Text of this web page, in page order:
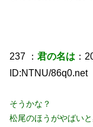
237 ：君の名は ：
ID:NTNU/86q0.net
そうかな？
松尾のほうがやばい